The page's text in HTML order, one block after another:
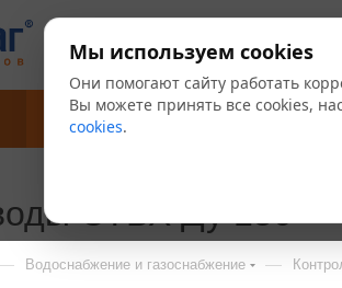
Акции
СТВХ Ду 150
Водоснабжение и газоснабжение —
Мы используем cookies
Они помогают сайту работать
Вы можете принять все cookies,
cookies.